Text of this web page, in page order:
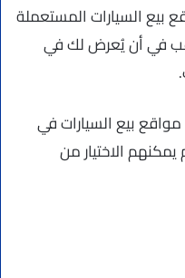
بيع السيارات المستعملة
في أن يُعرض لك في
بيع السيارات في
يمكنهم الاختيار من